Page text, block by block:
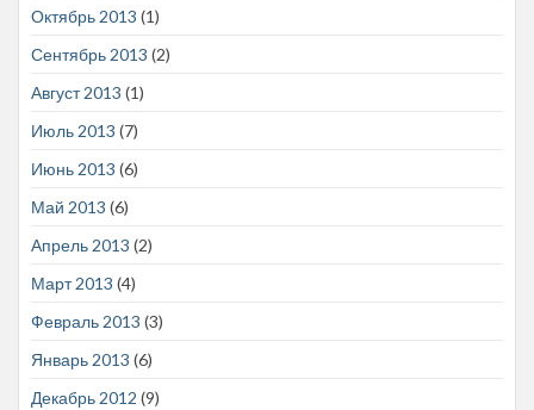
Октябрь 2013 (1)
Сентябрь 2013 (2)
Август 2013 (1)
Июль 2013 (7)
Июнь 2013 (6)
Май 2013 (6)
Апрель 2013 (2)
Март 2013 (4)
Февраль 2013 (3)
Январь 2013 (6)
Декабрь 2012 (9)